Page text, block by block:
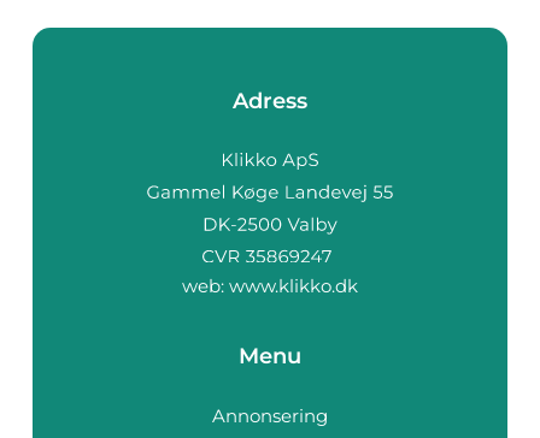
Adress
web: www.klikko.dk
Menu
Annonsering